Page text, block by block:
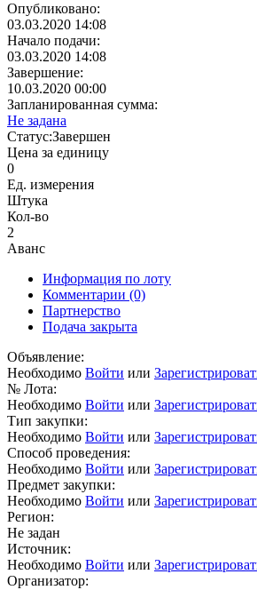
Опубликовано:
03.03.2020 14:08
Начало подачи:
03.03.2020 14:08
Завершение:
10.03.2020 00:00
Запланированная сумма:
Не задана
Статус:Завершен
Цена за единицу
0
Ед. измерения
Штука
Кол-во
2
Аванс
Информация по лоту
Комментарии (0)
Партнерство
Подача закрыта
Объявление:
Необходимо Войти или
№ Лота:
Необходимо Войти или
Тип закупки:
Необходимо Войти или
Способ проведения:
Необходимо Войти или
Предмет закупки:
Необходимо Войти или
Регион:
Не задан
Источник:
Необходимо Войти или
Организатор: